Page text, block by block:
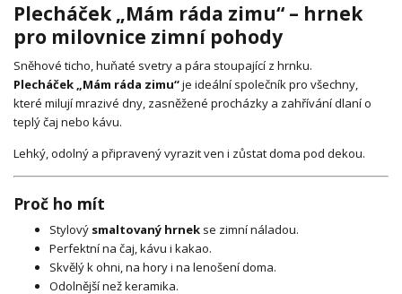
Plecháček „Mám ráda zimu“ – hrnek
pro milovnice zimní pohody
Sněhové ticho, huňaté svetry a pára stoupající z hrnku.
Plecháček „Mám ráda zimu“je ideální společník pro všechny,
které milují mrazivé dny, zasněžené procházky a zahřívání dlaní o
teplý čaj nebo kávu.
Lehký, odolný a připravený vyrazit ven i zůstat doma pod dekou.
Proč ho mít
Stylový smaltovaný hrnek se zimní náladou.
Perfektní na čaj, kávu i kakao.
Skvělý k ohni, na hory i na lenošení doma.
Odolnější než keramika.